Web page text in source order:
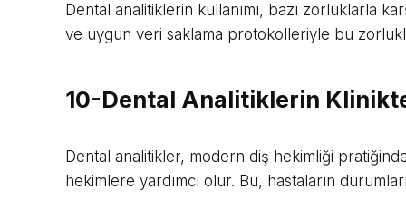
Dental analitiklerin kullanımı, bazı zorluklarla
ve uygun veri saklama protokolleriyle bu
10-Dental Analitiklerin
Dental analitikler, modern diş hekimliği
hekimlere yardımcı olur. Bu, hastaların